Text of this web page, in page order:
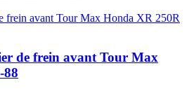
de frein avant Tour Max
88